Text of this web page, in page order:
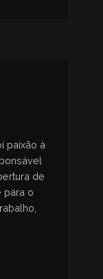
paixão à
de
para o